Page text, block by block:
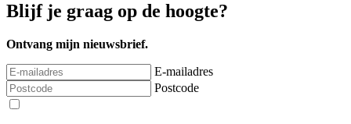
Blijf je graag op de hoogte?
Ontvang mijn nieuwsbrief.
E-mailadres
Postcode